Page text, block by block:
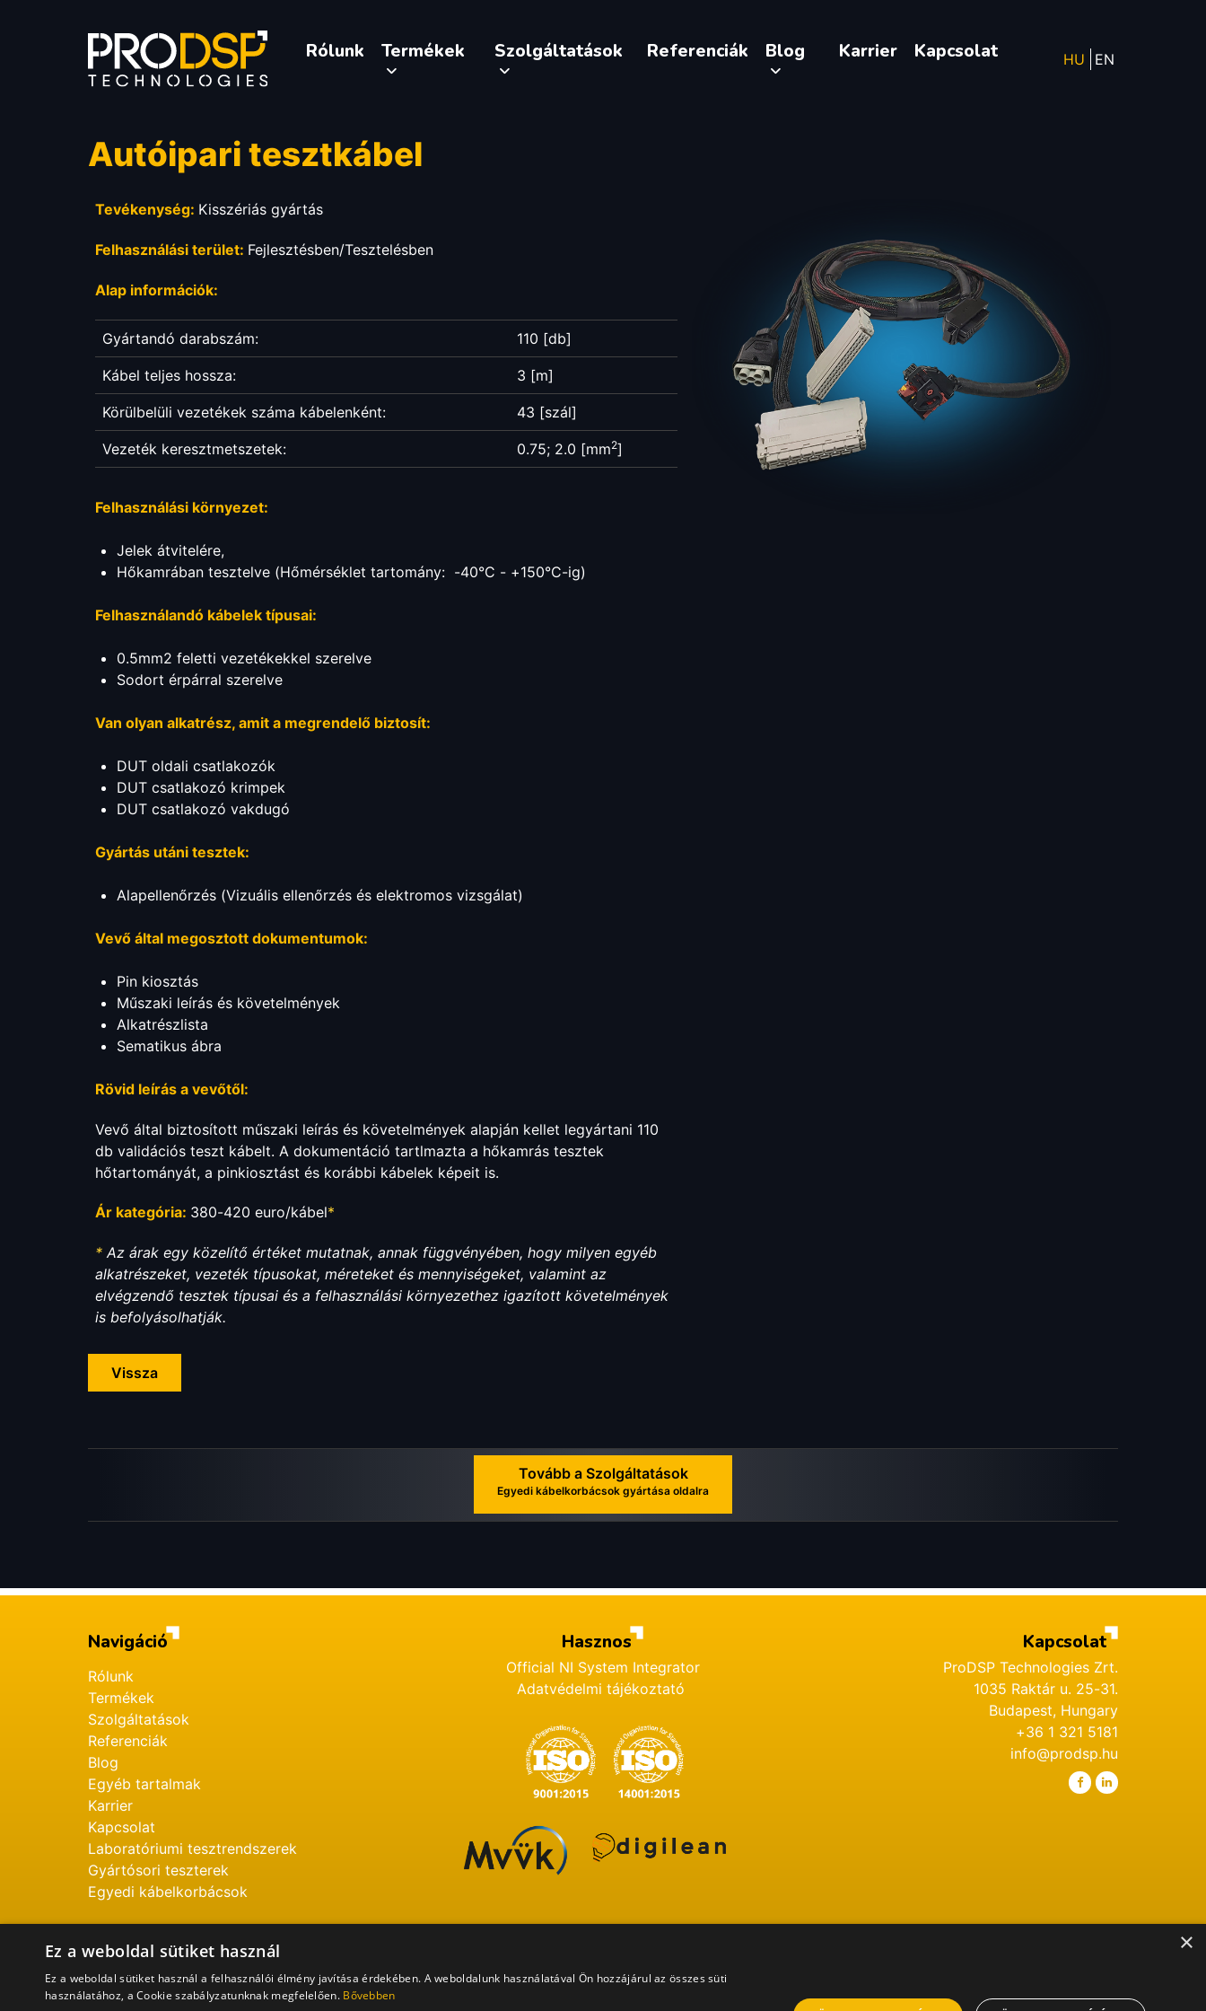
Rólunk Termékek Szolgáltatások Referenciák Blog Karrier Kapcsolat HU EN
Autóipari tesztkábel
Tevékenység: Kisszériás gyártás
Felhasználási terület: Fejlesztésben/Tesztelésben
Alap információk:
Gyártandó darabszám: 110 [db]
Kábel teljes hossza: 3 [m]
Körülbelüli vezetékek száma kábelenként: 43 [szál]
Vezeték keresztmetszetek: 0.75; 2.0 [mm2]
Felhasználási környezet:
Jelek átvitelére,
Hőkamrában tesztelve (Hőmérséklet tartomány: -40°C - +150°C-ig)
Felhasználandó kábelek típusai:
0.5mm2 feletti vezetékekkel szerelve
Sodort érpárral szerelve
Van olyan alkatrész, amit a megrendelő biztosít:
DUT oldali csatlakozók
DUT csatlakozó krimpek
DUT csatlakozó vakdugó
Gyártás utáni tesztek:
Alapellenőrzés (Vizuális ellenőrzés és elektromos vizsgálat)
Vevő által megosztott dokumentumok:
Pin kiosztás
Műszaki leírás és követelmények
Alkatrészlista
Sematikus ábra
Rövid leírás a vevőtől:
Vevő által biztosított műszaki leírás és követelmények alapján kellet legyártani 110
db validációs teszt kábelt. A dokumentáció tartlmazta a hőkamrás tesztek
hőtartományát, a pinkiosztást és korábbi kábelek képeit is.
Ár kategória: 380-420 euro/kábel*
* Az árak egy közelítő értéket mutatnak, annak függvényében, hogy milyen egyéb
alkatrészeket, vezeték típusokat, méreteket és mennyiségeket, valamint az
elvégzendő tesztek típusai és a felhasználási környezethez igazított követelmények
is befolyásolhatják.
Vissza
Tovább a Szolgáltatások
Egyedi kábelkorbácsok gyártása oldalra
Navigáció
Rólunk
Termékek
Szolgáltatások
Referenciák
Blog
Egyéb tartalmak
Karrier
Kapcsolat
Laboratóriumi tesztrendszerek
Gyártósori teszterek
Egyedi kábelkorbácsok
Hasznos
Official NI System Integrator
Adatvédelmi tájékoztató
Kapcsolat
ProDSP Technologies Zrt.
1035 Raktár u. 25-31.
Budapest, Hungary
+36 1 321 5181
info@prodsp.hu
Minden jog fenntartva ProDSP Technologies Zrt. 2024 ©
×
Ez a weboldal sütiket használ
Ez a weboldal sütiket használ a felhasználói élmény javítása érdekében. A weboldalunk használatával Ön hozzájárul az összes süti
használatához, a Cookie szabályzatunknak megfelelően. Bővebben